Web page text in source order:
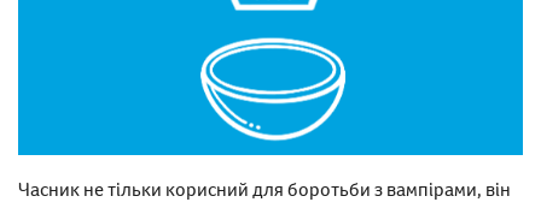
Часник не тільки корисний для боротьби з вампірами, він